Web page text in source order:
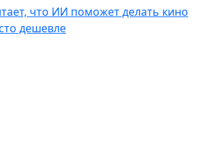
что ИИ поможет делать кино
дешевле